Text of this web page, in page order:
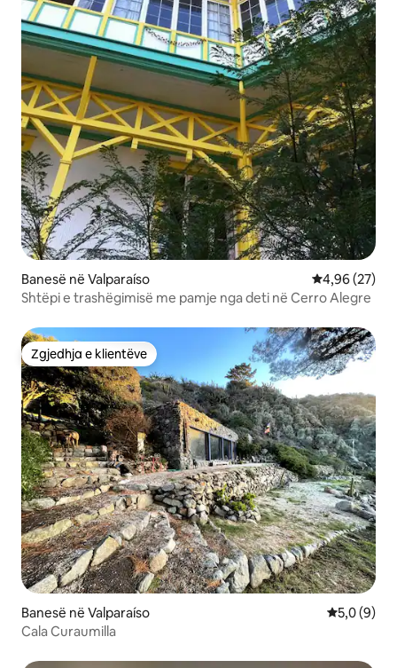
Banesë në Valparaíso Vlerësimi
4,96 (27)
Shtëpi e trashëgimisë me pamje nga deti në Cerro Alegre
Zgjedhja e klientëve
Zgjedhja e klientëve
Banesë në Valparaíso Vlerësimi
5,0 (9)
Cala Curaumilla